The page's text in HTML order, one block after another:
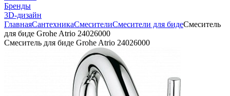
Бренды
3D-дизайн
ГлавнаяСантехникаСмесителиСмесители для бидеСмеситель
для биде Grohe Atrio 24026000
Смеситель для биде Grohe Atrio 24026000